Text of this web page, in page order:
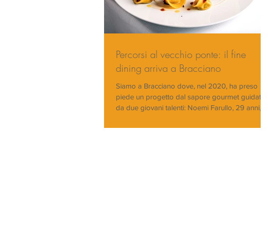
Percorsi al vecchio ponte: il fine
dining arriva a Bracciano
Siamo a Bracciano dove, nel 2020, ha preso
piede un progetto dal sapore gourmet guidato
da due giovani talenti: Noemi Farullo, 29 anni, e...